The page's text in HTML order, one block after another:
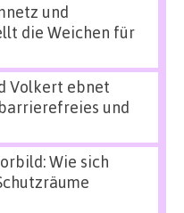
und
die Weichen für
Volkert ebnet
und
Wie sich